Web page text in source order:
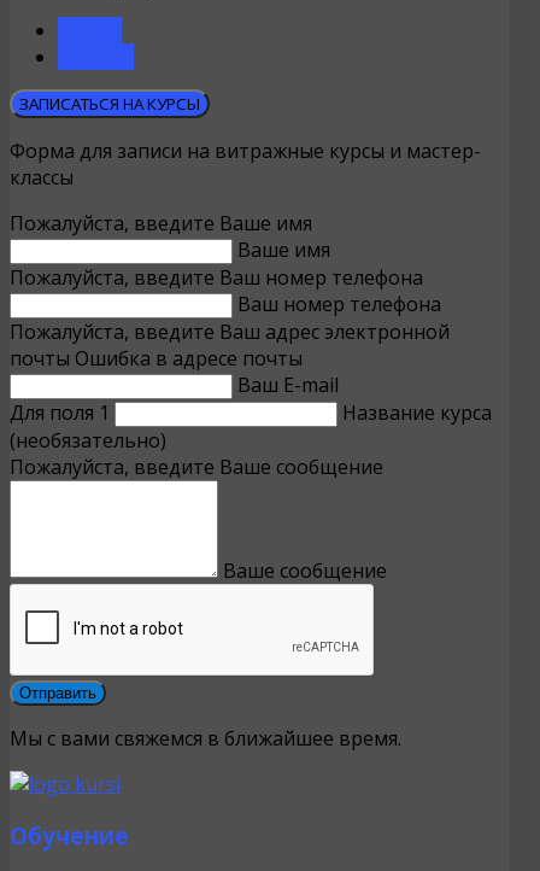
ЗАПИСАТЬСЯ НА КУРСЫ
Форма для записи на витражные курсы и мастер-
классы
Пожалуйста, введите Ваше имя
Ваше имя
Пожалуйста, введите Ваш номер телефона
Ваш номер телефона
Пожалуйста, введите Ваш адрес электронной
почты Ошибка в адресе почты
Ваш E-mail
Для поля 1
Название курса
(необязательно)
Пожалуйста, введите Ваше сообщение
Ваше сообщение
Мы с вами свяжемся в ближайшее время.
Обучение